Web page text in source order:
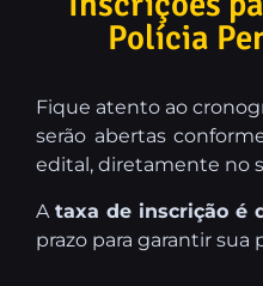
Polícia
Fique atento ao
serão abertas
edital, diretamente no
A taxa de inscrição é
prazo para garantir sua